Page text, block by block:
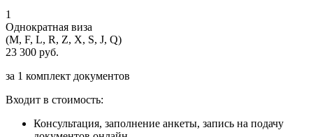
1
Однократная виза
(M, F, L, R, Z, X, S, J, Q)
23 300 руб.
за 1 комплект документов
Входит в стоимость:
Консультация, заполнение анкеты, запись на подачу